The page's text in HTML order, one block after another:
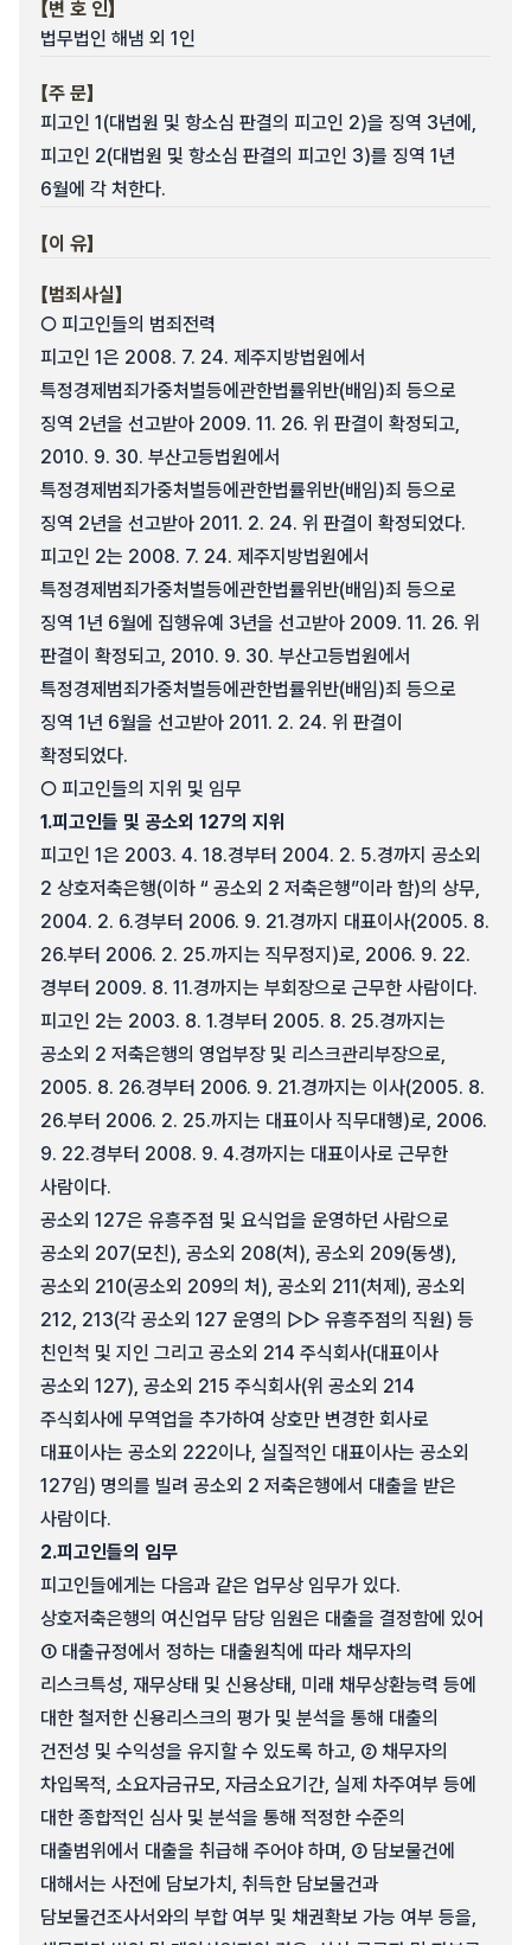
【변 호 인】
법무법인 해냄 외 1인
【주 문】
피고인 1(대법원 및 항소심 판결의 피고인 2)을 징역 3년에,
피고인 2(대법원 및 항소심 판결의 피고인 3)를 징역 1년
6월에 각 처한다.
【이 유】
【범죄사실】
○ 피고인들의 범죄전력
피고인 1은 2008. 7. 24. 제주지방법원에서
특정경제범죄가중처벌등에관한법률위반(배임)죄 등으로
징역 2년을 선고받아 2009. 11. 26. 위 판결이 확정되고,
2010. 9. 30. 부산고등법원에서
특정경제범죄가중처벌등에관한법률위반(배임)죄 등으로
징역 2년을 선고받아 2011. 2. 24. 위 판결이 확정되었다.
피고인 2는 2008. 7. 24. 제주지방법원에서
특정경제범죄가중처벌등에관한법률위반(배임)죄 등으로
징역 1년 6월에 집행유예 3년을 선고받아 2009. 11. 26. 위
판결이 확정되고, 2010. 9. 30. 부산고등법원에서
특정경제범죄가중처벌등에관한법률위반(배임)죄 등으로
징역 1년 6월을 선고받아 2011. 2. 24. 위 판결이
확정되었다.
○ 피고인들의 지위 및 임무
1.피고인들 및 공소외 127의 지위
피고인 1은 2003. 4. 18.경부터 2004. 2. 5.경까지 공소외
2 상호저축은행(이하 “ 공소외 2 저축은행”이라 함)의 상무,
2004. 2. 6.경부터 2006. 9. 21.경까지 대표이사(2005. 8.
26.부터 2006. 2. 25.까지는 직무정지)로, 2006. 9. 22.
경부터 2009. 8. 11.경까지는 부회장으로 근무한 사람이다.
피고인 2는 2003. 8. 1.경부터 2005. 8. 25.경까지는
공소외 2 저축은행의 영업부장 및 리스크관리부장으로,
2005. 8. 26.경부터 2006. 9. 21.경까지는 이사(2005. 8.
26.부터 2006. 2. 25.까지는 대표이사 직무대행)로, 2006.
9. 22.경부터 2008. 9. 4.경까지는 대표이사로 근무한
사람이다.
공소외 127은 유흥주점 및 요식업을 운영하던 사람으로
공소외 207(모친), 공소외 208(처), 공소외 209(동생),
공소외 210(공소외 209의 처), 공소외 211(처제), 공소외
212, 213(각 공소외 127 운영의 ▷▷ 유흥주점의 직원) 등
친인척 및 지인 그리고 공소외 214 주식회사(대표이사
공소외 127), 공소외 215 주식회사(위 공소외 214
주식회사에 무역업을 추가하여 상호만 변경한 회사로
대표이사는 공소외 222이나, 실질적인 대표이사는 공소외
127임) 명의를 빌려 공소외 2 저축은행에서 대출을 받은
사람이다.
2.피고인들의 임무
피고인들에게는 다음과 같은 업무상 임무가 있다.
상호저축은행의 여신업무 담당 임원은 대출을 결정함에 있어
① 대출규정에서 정하는 대출원칙에 따라 채무자의
리스크특성, 재무상태 및 신용상태, 미래 채무상환능력 등에
대한 철저한 신용리스크의 평가 및 분석을 통해 대출의
건전성 및 수익성을 유지할 수 있도록 하고, ② 채무자의
차입목적, 소요자금규모, 자금소요기간, 실제 차주여부 등에
대한 종합적인 심사 및 분석을 통해 적정한 수준의
대출범위에서 대출을 취급해 주어야 하며, ③ 담보물건에
대해서는 사전에 담보가치, 취득한 담보물건과
담보물건조사서와의 부합 여부 및 채권확보 가능 여부 등을,